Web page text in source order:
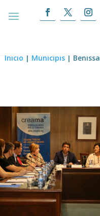
Inicio | Municipis| Benissa